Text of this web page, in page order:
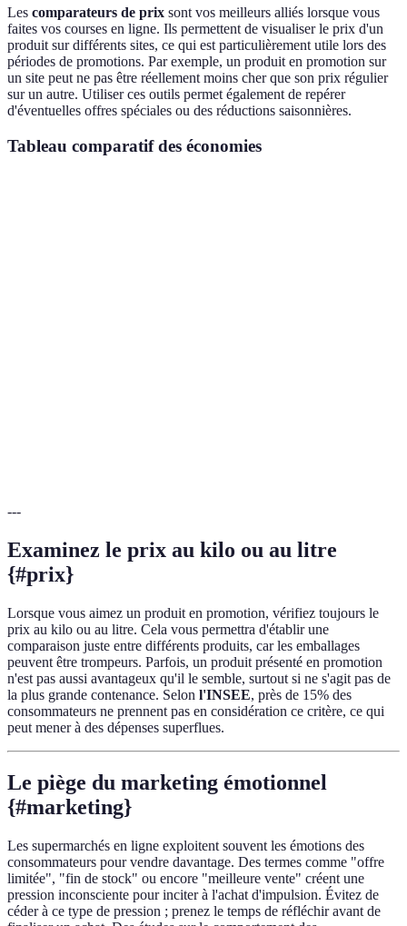
Les comparateurs de prix sont vos meilleurs alliés lorsque vous
faites vos courses en ligne. Ils permettent de visualiser le prix d'un
produit sur différents sites, ce qui est particulièrement utile lors des
périodes de promotions. Par exemple, un produit en promotion sur
un site peut ne pas être réellement moins cher que son prix régulier
sur un autre. Utiliser ces outils permet également de repérer
d'éventuelles offres spéciales ou des réductions saisonnières.
Tableau comparatif des économies
---
Examinez le prix au kilo ou au litre
{#prix}
Lorsque vous aimez un produit en promotion, vérifiez toujours le
prix au kilo ou au litre. Cela vous permettra d'établir une
comparaison juste entre différents produits, car les emballages
peuvent être trompeurs. Parfois, un produit présenté en promotion
n'est pas aussi avantageux qu'il le semble, surtout si ne s'agit pas de
la plus grande contenance. Selon l'INSEE, près de 15% des
consommateurs ne prennent pas en considération ce critère, ce qui
peut mener à des dépenses superflues.
Le piège du marketing émotionnel
{#marketing}
Les supermarchés en ligne exploitent souvent les émotions des
consommateurs pour vendre davantage. Des termes comme "offre
limitée", "fin de stock" ou encore "meilleure vente" créent une
pression inconsciente pour inciter à l'achat d'impulsion. Évitez de
céder à ce type de pression ; prenez le temps de réfléchir avant de